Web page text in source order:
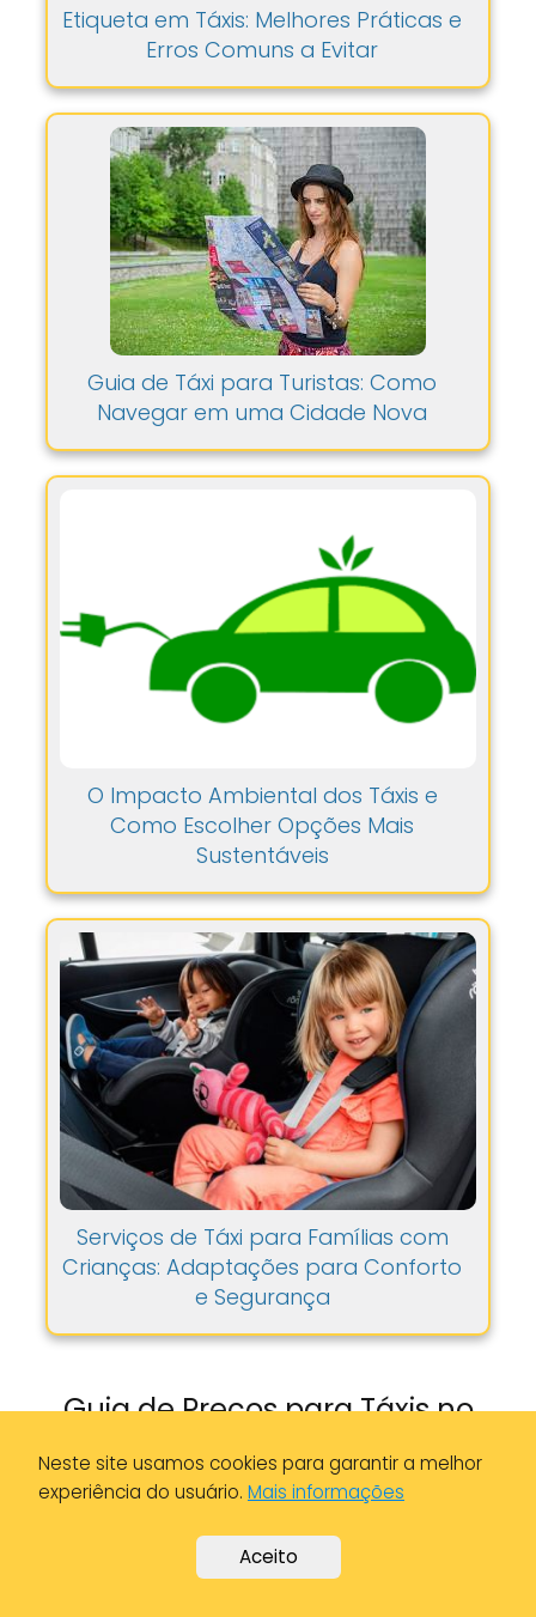
Etiqueta em Táxis: Melhores Práticas e
Erros Comuns a Evitar
Guia de Táxi para Turistas: Como
Navegar em uma Cidade Nova
O Impacto Ambiental dos Táxis e
Como Escolher Opções Mais
Sustentáveis
Serviços de Táxi para Famílias com
Crianças: Adaptações para Conforto
e Segurança
Guia de Preços para Táxis no
Concelho de Vagos: Tarifas e
Estimativas por Quilómetro.
Neste site usamos cookies para garantir a melhor
experiência do usuário. Mais informações
Aceito